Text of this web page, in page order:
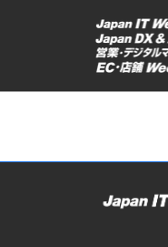
ッ